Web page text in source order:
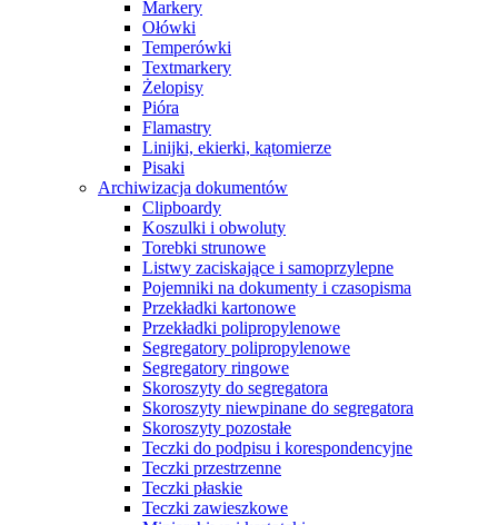
Markery
Ołówki
Temperówki
Textmarkery
Żelopisy
Pióra
Flamastry
Linijki, ekierki, kątomierze
Pisaki
Archiwizacja dokumentów
Clipboardy
Koszulki i obwoluty
Torebki strunowe
Listwy zaciskające i samoprzylepne
Pojemniki na dokumenty i czasopisma
Przekładki kartonowe
Przekładki polipropylenowe
Segregatory polipropylenowe
Segregatory ringowe
Skoroszyty do segregatora
Skoroszyty niewpinane do segregatora
Skoroszyty pozostałe
Teczki do podpisu i korespondencyjne
Teczki przestrzenne
Teczki płaskie
Teczki zawieszkowe